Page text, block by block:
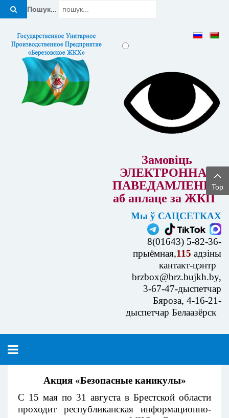
Пошук...
Замовіць
ЭЛЕКТРОННАЕ
ПАВЕДАМЛЕННЕ
аб аплаце за ЖКП
Мы ў САЦСЕТКАХ
8(01643) 5-82-36-
прыёмная,115 адзіны
кантакт-цэнтр
brzbox@brz.bujkh.by,
3-67-47-дыспетчар
Бяроза, 4-16-21-
дыспетчар Белаазёрск
Акция «Безопасные каникулы»
С 15 мая по 31 августа в Брестской области
проходит республиканская информационно-
Top